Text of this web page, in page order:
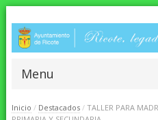
Menu
Inicio / Destacados / TALLER PARA